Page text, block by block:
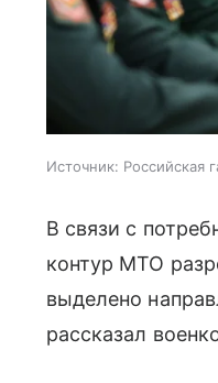
Источник: Российская
В связи с
контур МТО
выделено
рассказал